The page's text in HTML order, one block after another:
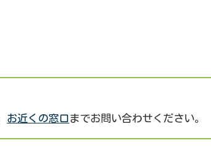
お近くの窓口 までお問い合わせください。